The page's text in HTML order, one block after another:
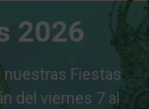
2026
nuestras Fiestas
del viernes 7 al